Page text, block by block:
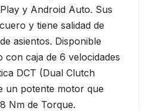
y Android Auto. Sus
y tiene salidad de
asientos. Disponible
caja de 6 velocidades
DCT (Dual Clutch
un potente motor que
Nm de Torque.